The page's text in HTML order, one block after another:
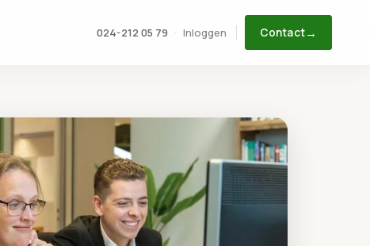
024-212 05 79 · Inloggen Contact→